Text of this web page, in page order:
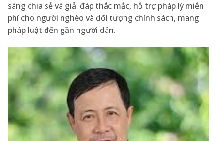
sàng chia sẻ và giải đáp thắc mắc, hỗ trợ pháp lý miễn
phí cho người nghèo và đối tượng chính sách, mang
pháp luật đến gần người dân.